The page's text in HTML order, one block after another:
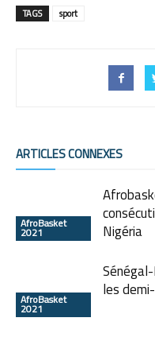
TAGS sport
ARTICLES CONNEXES
AfroBasket
2021
Nigéria
AfroBasket
2021
les